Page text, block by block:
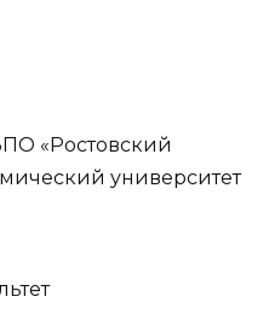
«Ростовский
университет